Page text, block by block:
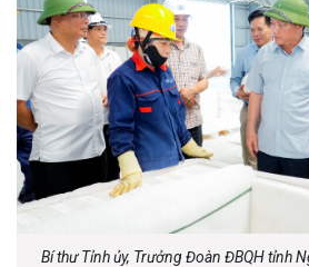
Bí thư Tỉnh ủy, Trưởng Đoàn ĐBQH tỉnh